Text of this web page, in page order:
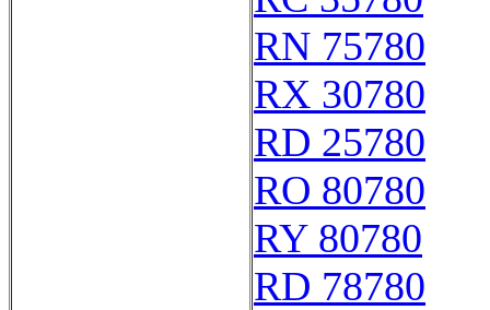
RN 75780
RX 30780
RD 25780
RO 80780
RY 80780
RD 78780